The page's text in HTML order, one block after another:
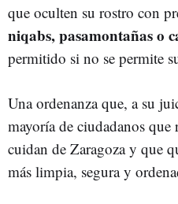
que oculten su rostro con
niqabs, pasamontañas o
permitido si no se permite
Una ordenanza que, a su
mayoría de ciudadanos que
cuidan de Zaragoza y que
más limpia, segura y